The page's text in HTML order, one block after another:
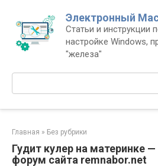
контенту
Электронный
Статьи и инструкции
настройке Windows,
"железа"
Поиск:
Главная » Без рубрики
Гудит кулер на материнке
форум сайта remnabor.net